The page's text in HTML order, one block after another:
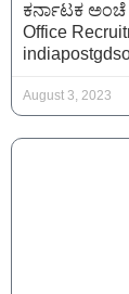
ಕರ್ನಾಟಕ ಅಂಚೆ
Office
August 3, 2023